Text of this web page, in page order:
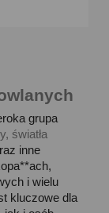
grupa
światła
inne
i wielu
kluczowe dla